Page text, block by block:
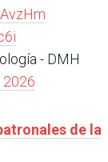
- DMH
2026
de la